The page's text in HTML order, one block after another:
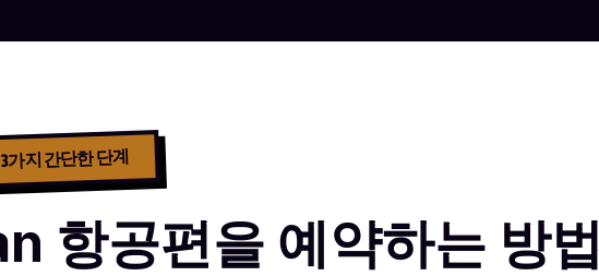
3가지 간단한 단계
항공편을 예약하는 방법